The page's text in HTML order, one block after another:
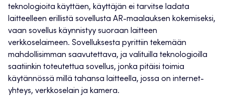
teknologioita käyttäen, käyttäjän ei tarvitse ladata
laitteelleen erillistä sovellusta AR-maalauksen kokemiseksi,
vaan sovellus käynnistyy suoraan laitteen
verkkoselaimeen. Sovelluksesta pyrittiin tekemään
mahdollisimman saavutettava, ja valituilla teknologioilla
saatiinkin toteutettua sovellus, jonka pitäisi toimia
käytännössä millä tahansa laitteella, jossa on internet-
yhteys, verkkoselain ja kamera.